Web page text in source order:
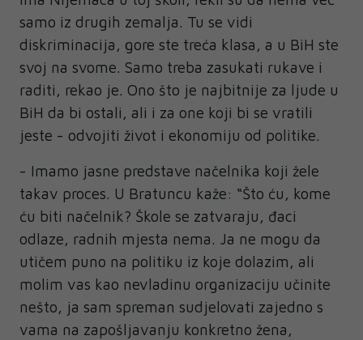
samo iz drugih zemalja. Tu se vidi
diskriminacija, gore ste treća klasa, a u BiH ste
svoj na svome. Samo treba zasukati rukave i
raditi, rekao je. Ono što je najbitnije za ljude u
BiH da bi ostali, ali i za one koji bi se vratili
jeste - odvojiti život i ekonomiju od politike.
- Imamo jasne predstave načelnika koji žele
takav proces. U Bratuncu kaže: “Što ću, kome
ću biti načelnik? Škole se zatvaraju, đaci
odlaze, radnih mjesta nema. Ja ne mogu da
utičem puno na politiku iz koje dolazim, ali
molim vas kao nevladinu organizaciju učinite
nešto, ja sam spreman sudjelovati zajedno s
vama na zapošljavanju konkretno žena,